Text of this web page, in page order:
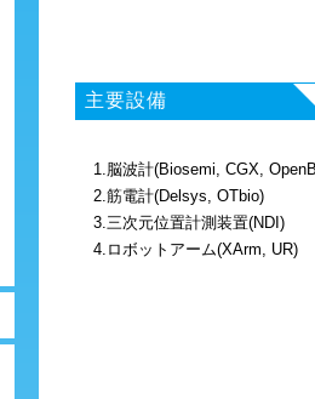
主要設備
1.脳波計(Biosemi, CGX,
2.筋電計(Delsys, OTbio)
3.三次元位置計測装置(NDI)
4.ロボットアーム(XArm, UR)